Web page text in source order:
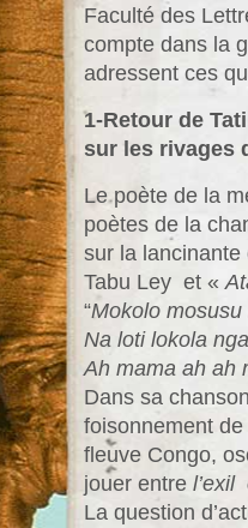
Faculté des
compte dans la
adressent ces
1-Retour de
sur les rivages
Le poète de la
poètes de la
sur la lancinante
Tabu Ley et «
“Mokolo
Na loti lokola
Ah mama ah ah
Dans sa
foisonnement
fleuve Congo,
jouer entre l’exil
La question